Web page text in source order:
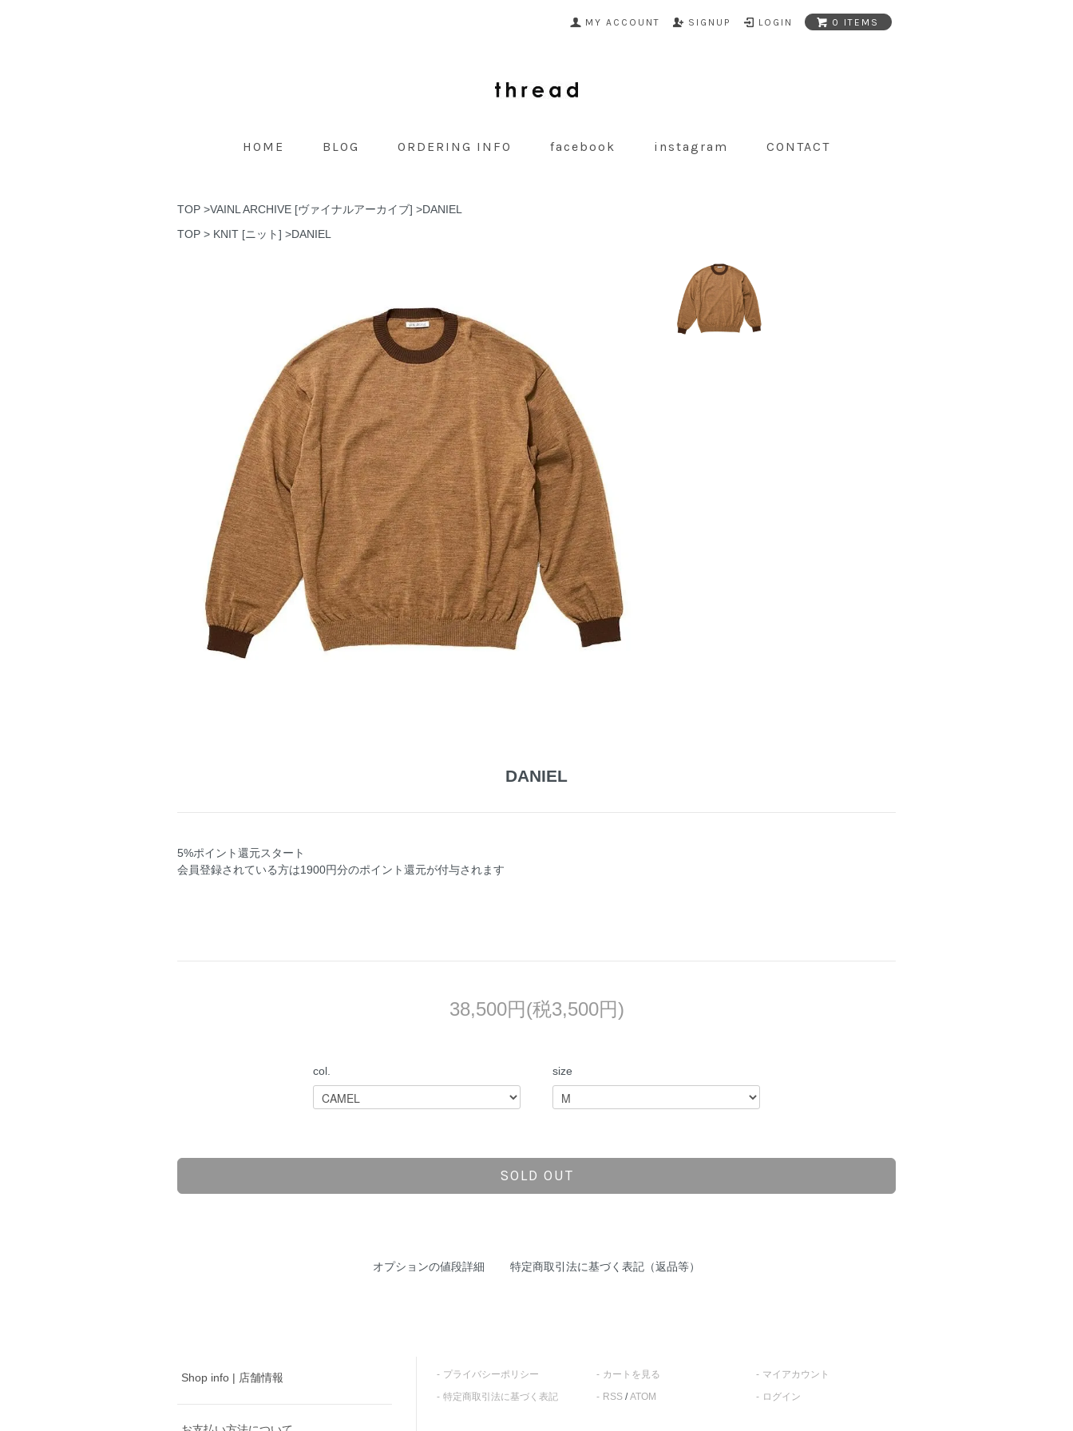
MY ACCOUNT SIGNUP LOGIN 0 ITEMS
HOME BLOG ORDERING INFO facebook instagram CONTACT
TOP >VAINL ARCHIVE [ヴァイナルアーカイブ] >DANIEL
TOP > KNIT [ニット] >DANIEL
DANIEL
5%ポイント還元スタート
会員登録されている方は1900円分のポイント還元が付与されます
38,500円(税3,500円)
col. size
SOLD OUT
オプションの値段詳細 特定商取引法に基づく表記（返品等）
Shop info | 店舗情報
プライバシーポリシー
特定商取引法に基づく表記
カートを見る
RSS/ATOM
マイアカウント
ログイン